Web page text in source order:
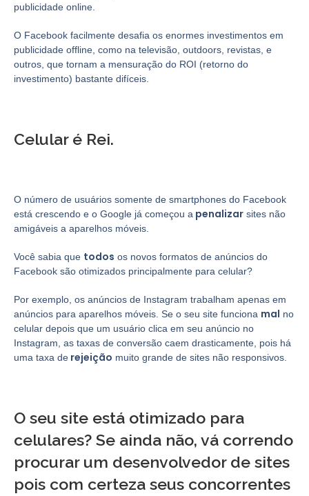
publicidade online.
O Facebook facilmente desafia os enormes investimentos em
publicidade offline, como na televisão, outdoors, revistas, e
outros, que tornam a mensuração do ROI (retorno do
investimento) bastante difíceis.
Celular é Rei.
O número de usuários somente de smartphones do Facebook
está crescendo e o Google já começou a penalizar sites não
amigáveis ​a aparelhos móveis.
Você sabia que todos os novos formatos de anúncios do
Facebook são otimizados principalmente para celular?
Por exemplo, os anúncios de Instagram trabalham apenas em
anúncios para aparelhos móveis. Se o seu site funciona mal no
celular depois que um usuário clica em seu anúncio no
Instagram, as taxas de conversão caem drasticamente, pois há
uma taxa de rejeição muito grande de sites não responsivos.
O seu site está otimizado para
celulares? Se ainda não, vá correndo
procurar um desenvolvedor de sites
pois com certeza seus concorrentes